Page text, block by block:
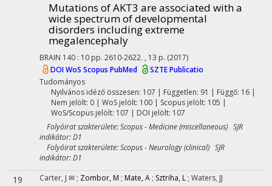
Mutations of AKT3 are associated with a
wide spectrum of developmental
disorders including extreme
megalencephaly
BRAIN 140 : 10 pp. 2610-2622. , 13 p. (2017)
DOIWoS Scopus PubMed
SZTE Publicatio
Tudományos
Nyilvános idéző összesen: 107 | Független: 91 | Függő: 16 |
Nem jelölt: 0 | WoS jelölt: 100 | Scopus jelölt: 105 |
WoS/Scopus jelölt: 107 | DOI jelölt: 107
Folyóirat szakterülete: Scopus - Medicine (miscellaneous) SJR
indikátor: D1
Folyóirat szakterülete: Scopus - Neurology (clinical) SJR
indikátor: D1
19 Carter, J ✉ ; Zombor, M ; Mate, A ; Sztriha, L ; Waters, JJ